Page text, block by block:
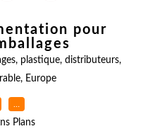
pour
, plastique, distributeurs,
, Europe
…
Plans